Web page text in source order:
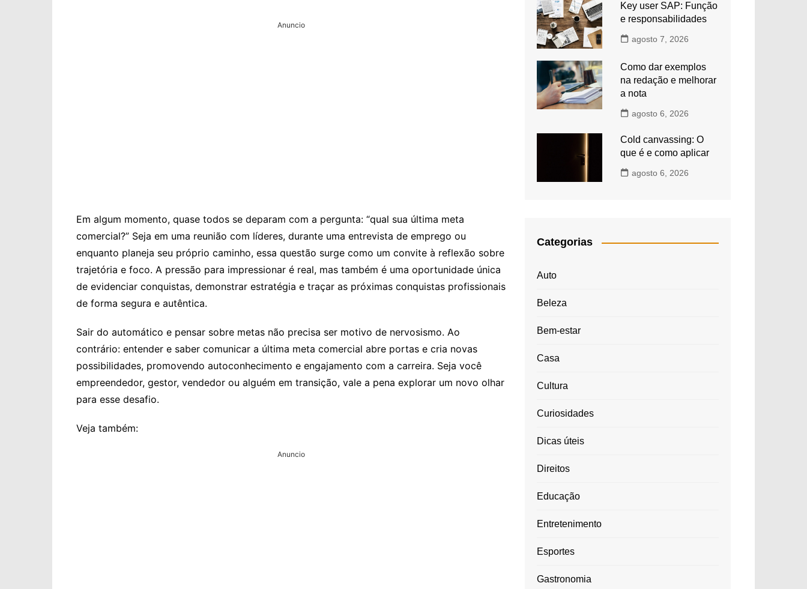
Anuncio
Em algum momento, quase todos se deparam com a pergunta: “qual sua última meta
comercial?” Seja em uma reunião com líderes, durante uma entrevista de emprego ou
enquanto planeja seu próprio caminho, essa questão surge como um convite à reflexão sobre
trajetória e foco. A pressão para impressionar é real, mas também é uma oportunidade única
de evidenciar conquistas, demonstrar estratégia e traçar as próximas conquistas profissionais
de forma segura e autêntica.
Sair do automático e pensar sobre metas não precisa ser motivo de nervosismo. Ao
contrário: entender e saber comunicar a última meta comercial abre portas e cria novas
possibilidades, promovendo autoconhecimento e engajamento com a carreira. Seja você
empreendedor, gestor, vendedor ou alguém em transição, vale a pena explorar um novo olhar
para esse desafio.
Veja também:
Anuncio
Key user SAP: Função
e responsabilidades
agosto 7, 2026
Como dar exemplos
na redação e melhorar
a nota
agosto 6, 2026
Cold canvassing: O
que é e como aplicar
agosto 6, 2026
Categorias
Auto
Beleza
Bem-estar
Casa
Cultura
Curiosidades
Dicas úteis
Direitos
Educação
Entretenimento
Esportes
Gastronomia